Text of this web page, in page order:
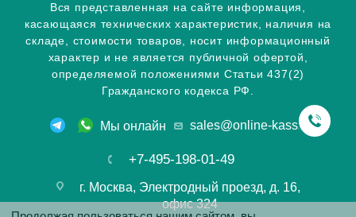
Вся представленная на сайте информация,
касающаяся технических характеристик, наличия на
складе, стоимости товаров, носит информационный
характер и не является публичной офертой,
определяемой положениями Статьи 437(2)
Гражданского кодекса РФ.
Мы онлайн sales@online-kassa.info
+7-495-198-01-49
г. Москва, Электродный проезд, д. 16,
офис 324